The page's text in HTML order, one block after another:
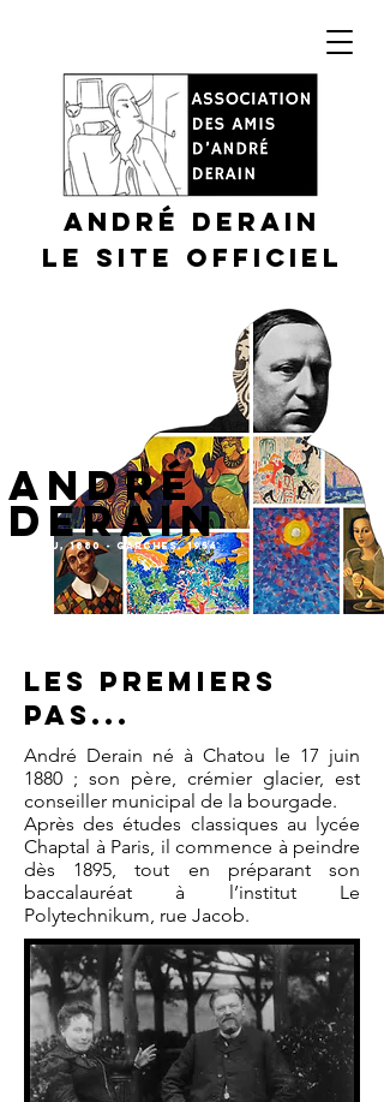
André DERAIN
Le site officiel
​ANDRÉ
DERAIN
Chatou, 1880 - Garches, 1954
Les premiers
pas...
André Derain né à Chatou le 17 juin
1880 ; son père, crémier glacier, est
conseiller municipal de la bourgade.
Après des études classiques au lycée
Chaptal à Paris, il commence à peindre
dès 1895, tout en préparant son
baccalauréat à l’institut Le
Polytechnikum, rue Jacob.